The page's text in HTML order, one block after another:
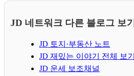
JD 네트워크 다른 블로그 보기
JD 토지·부동산 노트
JD 재밌는 이야기 전체 보기
JD 운세 보조채널